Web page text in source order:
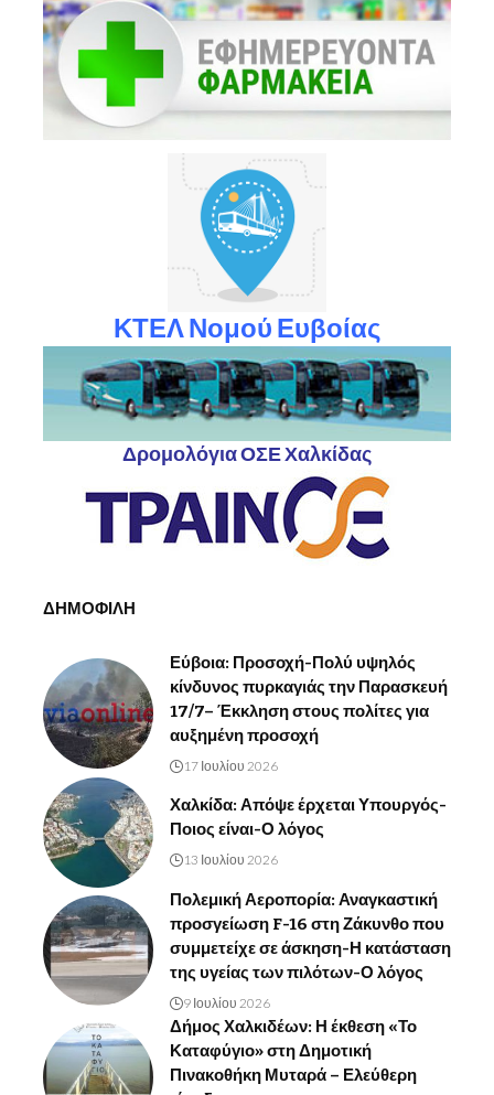
ΚΤΕΛ Νομού Ευβοίας
Δρομολόγια ΟΣΕ Χαλκίδας
ΔΗΜΟΦΙΛΗ
Εύβοια: Προσοχή-Πολύ υψηλός
κίνδυνος πυρκαγιάς την Παρασκευή
17/7– Έκκληση στους πολίτες για
αυξημένη προσοχή
17 Ιουλίου 2026
Χαλκίδα: Απόψε έρχεται Υπουργός-
Ποιος είναι-Ο λόγος
13 Ιουλίου 2026
Πολεμική Αεροπορία: Αναγκαστική
προσγείωση F-16 στη Ζάκυνθο που
συμμετείχε σε άσκηση-Η κατάσταση
της υγείας των πιλότων-Ο λόγος
9 Ιουλίου 2026
Δήμος Χαλκιδέων: Η έκθεση «Το
Καταφύγιο» στη Δημοτική
Πινακοθήκη Μυταρά – Ελεύθερη